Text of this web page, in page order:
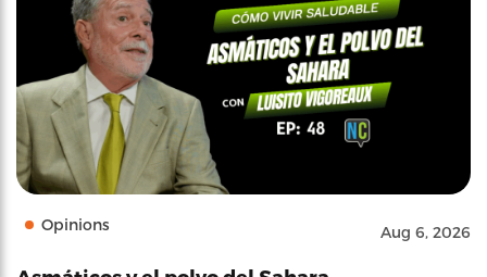
Opinions Aug 6, 2026